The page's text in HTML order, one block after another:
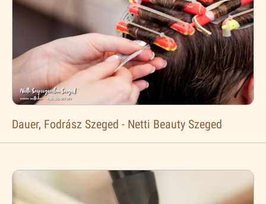
Dauer, Fodrász Szeged - Netti Beauty Szeged